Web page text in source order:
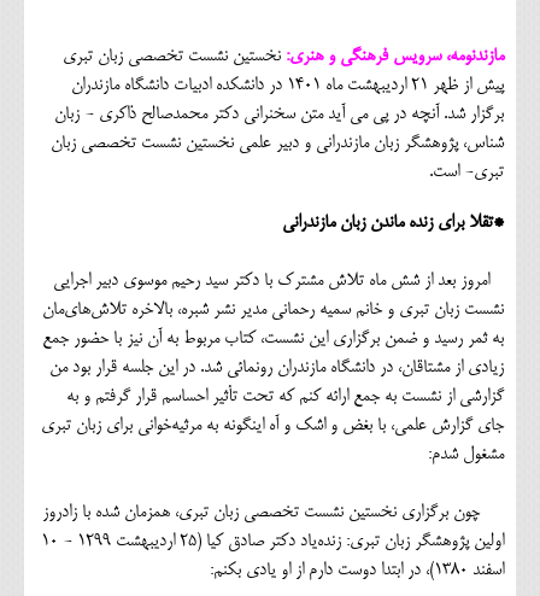
مازندنومه، سرویس فرهنگی و هنری: نخستین نشست تخصصی زبان تبری
پیش از ظهر 21 اردیبهشت ماه 1401 در دانشکده ادبیات دانشگاه مازندران
برگزار شد. آنچه در پی می آید متن سخنرانی دکتر محمدصالح ذاکری - زبان
شناس، پژوهشگر زبان مازندرانی و دبیر علمی نخستین نشست تخصصی زبان
تبری- است.
*تقلا برای زنده ماندن زبان مازندرانی
امروز بعد از شش ماه تلاش مشترک با دکتر سید رحیم موسوی دبیر اجرایی
نشست زبان تبری و خانم سمیه رحمانی مدیر نشر شبره، بالاخره تلاش‌های‌مان
به ثمر رسید و ضمن برگزاری این نشست، کتاب مربوط به آن نیز با حضور جمع
زیادی از مشتاقان، در دانشگاه مازندران رونمائی شد. در این جلسه قرار بود من
گزارشی از نشست به جمع ارائه کنم که تحت تأثیر احساسم قرار گرفتم و به
جای گزارش علمی، با بغض و اشک و آه اینگونه به مرثیه‌خوانی برای زبان تبری
مشغول شدم:
چون برگزاری نخستین نشست تخصصی زبان تبری، همزمان شده با زادروز
اولین پژوهشگر زبان تبری: زنده‌یاد دکتر صادق کیا (25 اردیبهشت 1299 - 10
اسفند 1380)، در ابتدا دوست دارم از او یادی بکنم: